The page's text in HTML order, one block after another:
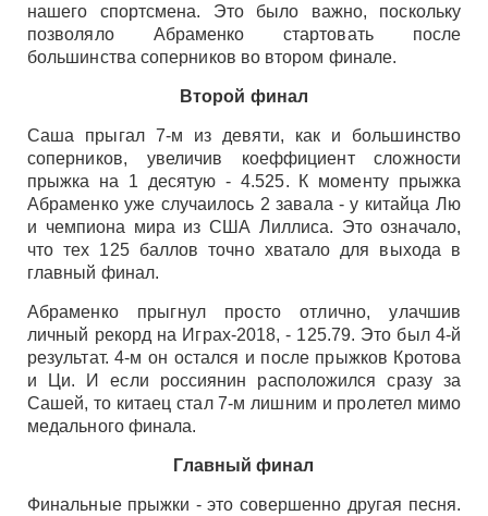
нашего спортсмена. Это было важно, поскольку
позволяло Абраменко стартовать после
большинства соперников во втором финале.
Второй финал
Саша прыгал 7-м из девяти, как и большинство
соперников, увеличив коеффициент сложности
прыжка на 1 десятую - 4.525. К моменту прыжка
Абраменко уже случаилось 2 завала - у китайца Лю
и чемпиона мира из США Лиллиса. Это означало,
что тех 125 баллов точно хватало для выхода в
главный финал.
Абраменко прыгнул просто отлично, улачшив
личный рекорд на Играх-2018, - 125.79. Это был 4-й
результат. 4-м он остался и после прыжков Кротова
и Ци. И если россиянин расположился сразу за
Сашей, то китаец стал 7-м лишним и пролетел мимо
медального финала.
Главный финал
Финальные прыжки - это совершенно другая песня.